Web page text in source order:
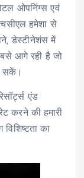
ओपनिंग्स एवं
हमेशा से
डेस्टीनेशंस में
आगे रही है जो
सकें।
एंड
करने की हमारी
विशिष्टता का